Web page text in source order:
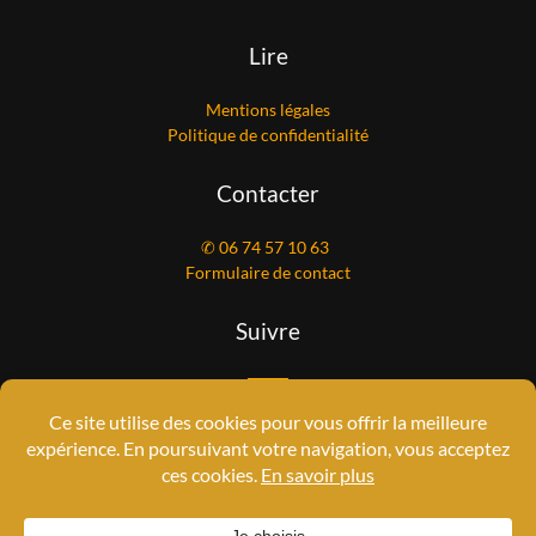
Lire
Mentions légales
Politique de confidentialité
Contacter
✆ 06 74 57 10 63
Formulaire de contact
Suivre